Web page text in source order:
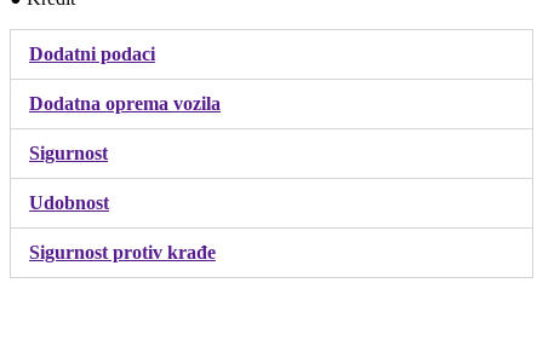
Dodatni podaci
Dodatna oprema vozila
Sigurnost
Udobnost
Sigurnost protiv krađe